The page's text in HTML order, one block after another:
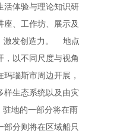
活体验与理论知识研
座、工作坊、展示及
激发创造力。 地点
，以不同尺度与视角
瑙斯市周边开展，
样生态系统以及由灾
驻地的一部分将在雨
分则将在区域船只